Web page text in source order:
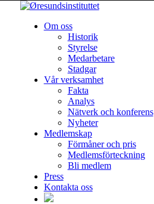
Om oss
Historik
Styrelse
Medarbetare
Stadgar
Vår verksamhet
Fakta
Analys
Nätverk och konferens
Nyheter
Medlemskap
Förmåner och pris
Medlemsförteckning
Bli medlem
Press
Kontakta oss